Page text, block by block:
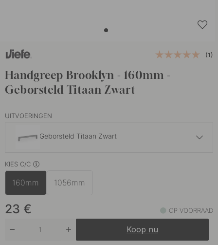
(1)
Handgreep Brooklyn - 160mm -
Geborsteld Titaan Zwart
UITVOERINGEN
Geborsteld Titaan Zwart
Geborsteld Brons
Geborsteld Zwart
KIES C/C
160mm 1056mm
23 € OP VOORRAAD
Koop nu